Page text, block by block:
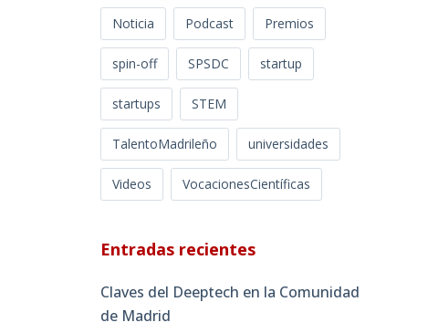
Noticia Podcast Premios
spin-off SPSDC startup
startups STEM
TalentoMadrileño universidades
Videos VocacionesCientíficas
Entradas recientes
Claves del Deeptech en la Comunidad
de Madrid